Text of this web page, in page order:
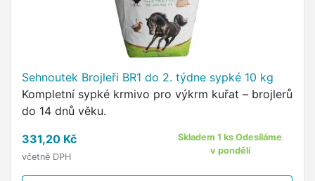
Sehnoutek Brojleři BR1 do 2. týdne sypké 10 kg
Kompletní sypké krmivo pro výkrm kuřat – brojlerů
do 14 dnů věku.
331,20 Kč
včetně DPH
Skladem 1 ks Odesíláme
v pondělí